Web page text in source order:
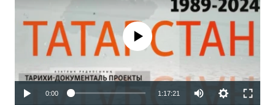
No media source currently available
0:00 1:17:21